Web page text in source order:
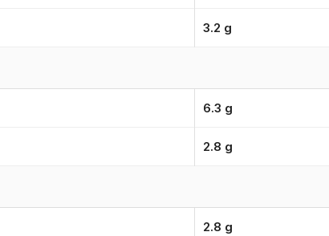
3.2 g
6.3 g
2.8 g
2.8 g